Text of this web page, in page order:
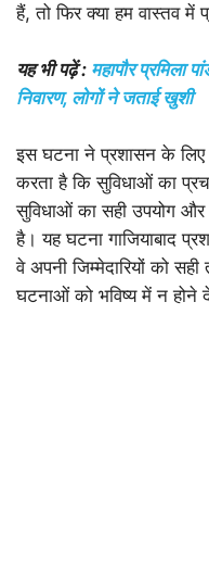
हैं, तो फिर क्या हम वास्तव में
यह भी पढ़ें : महापौर प्रमिला
निवारण, लोगों ने जताई खुशी
इस घटना ने प्रशासन के
करता है कि सुविधाओं का
सुविधाओं का सही उपयोग
है। यह घटना गाजियाबाद
वे अपनी जिम्मेदारियों को
घटनाओं को भविष्य में न होने